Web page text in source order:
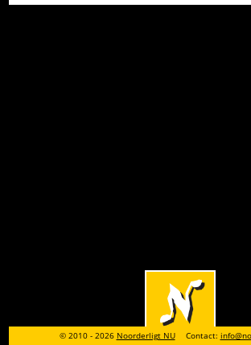
© 2010 - 2026 Noorderligt NU Contact: